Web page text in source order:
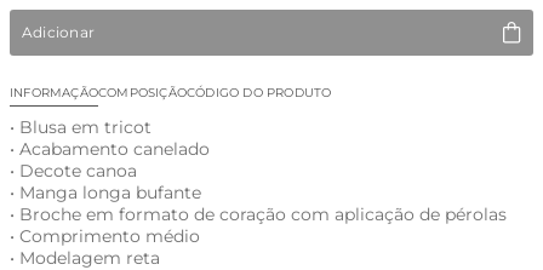
Adicionar
INFORMAÇÃOCOMPOSIÇÃOCÓDIGO DO PRODUTO
• Blusa em tricot
• Acabamento canelado
• Decote canoa
• Manga longa bufante
• Broche em formato de coração com aplicação de pérolas
• Comprimento médio
• Modelagem reta